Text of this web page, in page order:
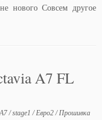
нового Совсем другое
A7 FL
/stage1/ Евро2/ Прошивка